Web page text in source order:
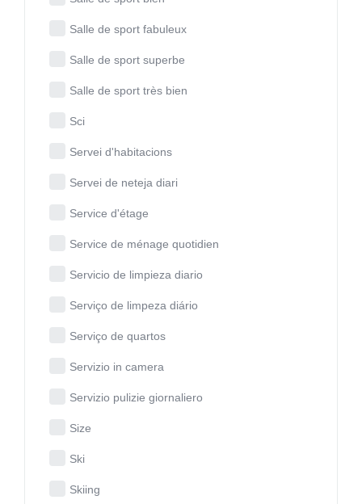
Salle de sport fabuleux
Salle de sport superbe
Salle de sport très bien
Sci
Servei d'habitacions
Servei de neteja diari
Service d'étage
Service de ménage quotidien
Servicio de limpieza diario
Serviço de limpeza diário
Serviço de quartos
Servizio in camera
Servizio pulizie giornaliero
Size
Ski
Skiing